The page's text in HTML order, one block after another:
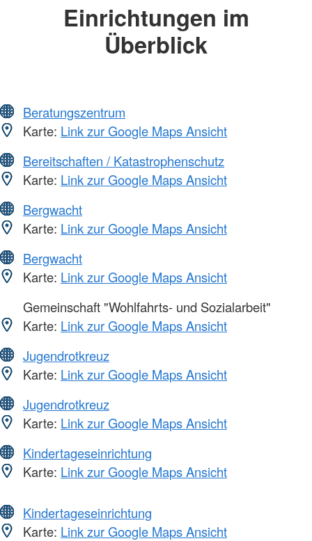
Einrichtungen im
Überblick
Beratungszentrum
Karte: Link zur Google Maps Ansicht
Bereitschaften / Katastrophenschutz
Karte: Link zur Google Maps Ansicht
Bergwacht
Karte: Link zur Google Maps Ansicht
Bergwacht
Karte: Link zur Google Maps Ansicht
Gemeinschaft "Wohlfahrts- und Sozialarbeit"
Karte: Link zur Google Maps Ansicht
Jugendrotkreuz
Karte: Link zur Google Maps Ansicht
Jugendrotkreuz
Karte: Link zur Google Maps Ansicht
Kindertageseinrichtung
Karte: Link zur Google Maps Ansicht
Kindertageseinrichtung
Karte: Link zur Google Maps Ansicht